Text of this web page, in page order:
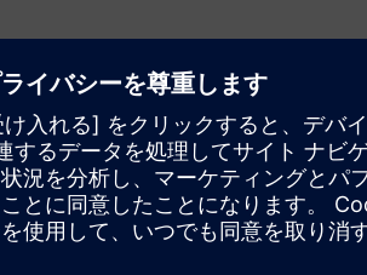
ィ成熟度プロファイルを受けてください
高の洞察を得てください